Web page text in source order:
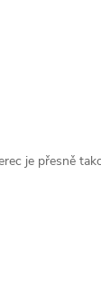
je přesně